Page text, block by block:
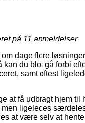
på 11 anmeldelser
dage flere
kan du blot gå forbi
samt oftest
at få udbragt hjem
men ligeledes
at være selv at